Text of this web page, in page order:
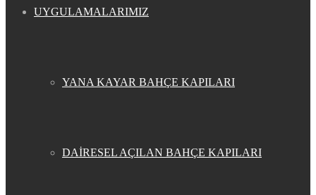
UYGULAMALARIMIZ
YANA KAYAR BAHÇE KAPILARI
DAİRESEL AÇILAN BAHÇE KAPILARI